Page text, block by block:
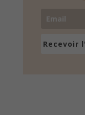
Recevoir